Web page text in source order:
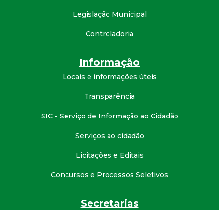
Legislação Municipal
Controladoria
Informação
Locais e informações úteis
Transparência
SIC - Serviço de Informação ao Cidadão
Serviços ao cidadão
Licitações e Editais
Concursos e Processos Seletivos
Secretarias